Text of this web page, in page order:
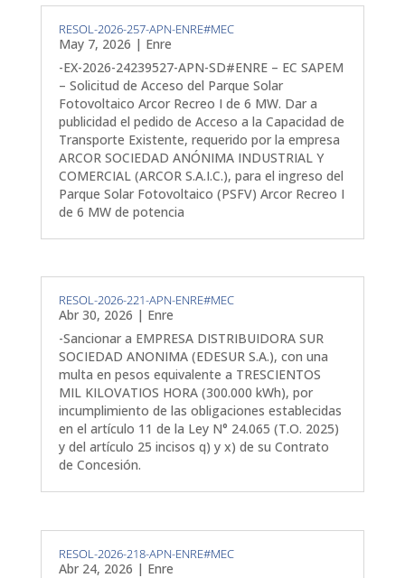
RESOL-2026-257-APN-ENRE#MEC
May 7, 2026 | Enre
-EX-2026-24239527-APN-SD#ENRE – EC SAPEM
– Solicitud de Acceso del Parque Solar
Fotovoltaico Arcor Recreo I de 6 MW. Dar a
publicidad el pedido de Acceso a la Capacidad de
Transporte Existente, requerido por la empresa
ARCOR SOCIEDAD ANÓNIMA INDUSTRIAL Y
COMERCIAL (ARCOR S.A.I.C.), para el ingreso del
Parque Solar Fotovoltaico (PSFV) Arcor Recreo I
de 6 MW de potencia
RESOL-2026-221-APN-ENRE#MEC
Abr 30, 2026 | Enre
-Sancionar a EMPRESA DISTRIBUIDORA SUR
SOCIEDAD ANONIMA (EDESUR S.A.), con una
multa en pesos equivalente a TRESCIENTOS
MIL KILOVATIOS HORA (300.000 kWh), por
incumplimiento de las obligaciones establecidas
en el artículo 11 de la Ley N° 24.065 (T.O. 2025)
y del artículo 25 incisos q) y x) de su Contrato
de Concesión.
RESOL-2026-218-APN-ENRE#MEC
Abr 24, 2026 | Enre